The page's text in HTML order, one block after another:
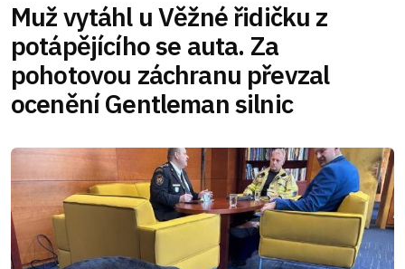
Muž vytáhl u Věžné řidičku z
potápějícího se auta. Za
pohotovou záchranu převzal
ocenění Gentleman silnic